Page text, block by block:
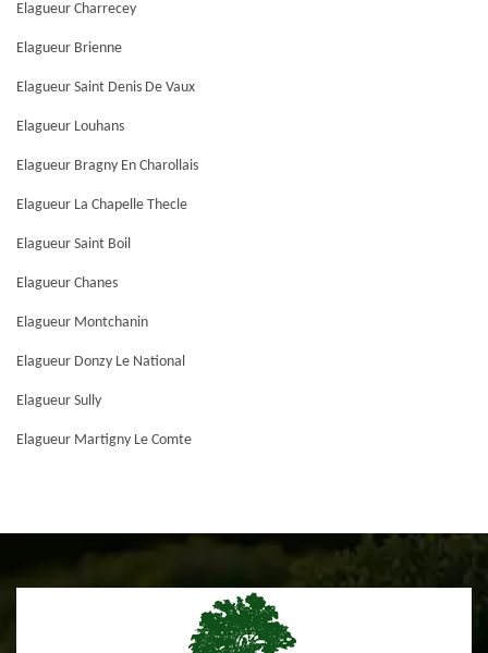
Elagueur Charrecey
Elagueur Brienne
Elagueur Saint Denis De Vaux
Elagueur Louhans
Elagueur Bragny En Charollais
Elagueur La Chapelle Thecle
Elagueur Saint Boil
Elagueur Chanes
Elagueur Montchanin
Elagueur Donzy Le National
Elagueur Sully
Elagueur Martigny Le Comte